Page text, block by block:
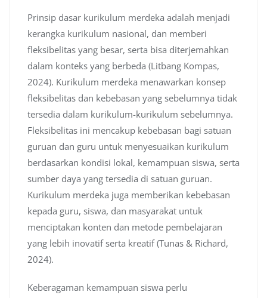
Prinsip dasar kurikulum merdeka adalah menjadi
kerangka kurikulum nasional, dan memberi
fleksibelitas yang besar, serta bisa diterjemahkan
dalam konteks yang berbeda (Litbang Kompas,
2024). Kurikulum merdeka menawarkan konsep
fleksibelitas dan kebebasan yang sebelumnya tidak
tersedia dalam kurikulum-kurikulum sebelumnya.
Fleksibelitas ini mencakup kebebasan bagi satuan
guruan dan guru untuk menyesuaikan kurikulum
berdasarkan kondisi lokal, kemampuan siswa, serta
sumber daya yang tersedia di satuan guruan.
Kurikulum merdeka juga memberikan kebebasan
kepada guru, siswa, dan masyarakat untuk
menciptakan konten dan metode pembelajaran
yang lebih inovatif serta kreatif (Tunas & Richard,
2024).
Keberagaman kemampuan siswa perlu